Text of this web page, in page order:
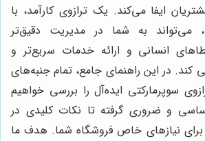
ایفا می‌کند. یک ترازوی کارآمد، با
می‌تواند به شما در مدیریت دقیق‌تر
انسانی و ارائه خدمات سریع‌تر و
کند. در این راهنمای جامع، تمام جنبه‌های
سوپرمارکتی ایده‌آل را بررسی خواهیم
و ضروری گرفته تا نکات کلیدی در
نیازهای خاص فروشگاه شما. هدف ما